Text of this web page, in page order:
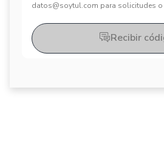
datos@soytul.com para solicitudes o
Recibir